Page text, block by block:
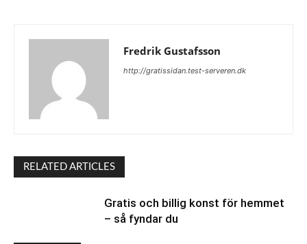
Fredrik Gustafsson
http://gratissidan.test-serveren.dk
RELATED ARTICLES
Gratis och billig konst för hemmet
– så fyndar du